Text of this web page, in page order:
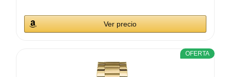
Ver precio
OFERTA